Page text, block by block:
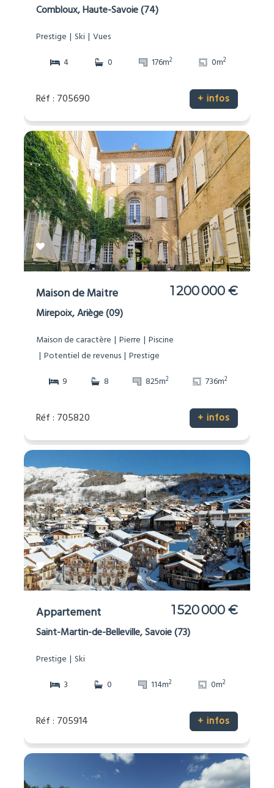
Combloux, Haute-Savoie (74)
Prestige Ski Vues
4
0 176m2 0m2
Réf : 705690 + infos
Maison de Maitre 1 200 000 €
Mirepoix, Ariège (09)
Maison de caractère Pierre
Piscine
Potentiel de revenus Prestige
9
8 825m2 736m2
Réf : 705820 + infos
Appartement 1 520 000 €
Saint-Martin-de-Belleville, Savoie (73)
Prestige
Ski
3
0 114m2 0m2
Réf : 705914 + infos